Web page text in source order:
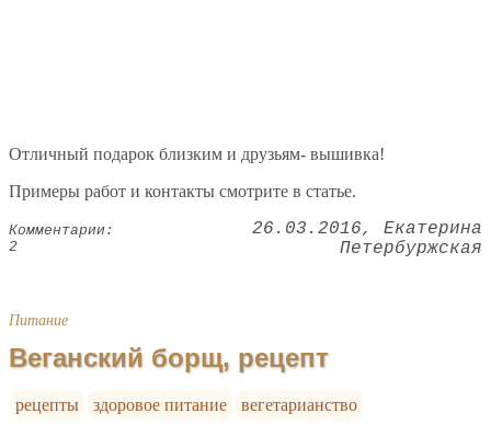
Отличный подарок близким и друзьям- вышивка!
Примеры работ и контакты смотрите в статье.
Комментарии:
2
26.03.2016
Екатерина
Петербуржская
Питание
Веганский борщ, рецепт
рецепты здоровое питание вегетарианство